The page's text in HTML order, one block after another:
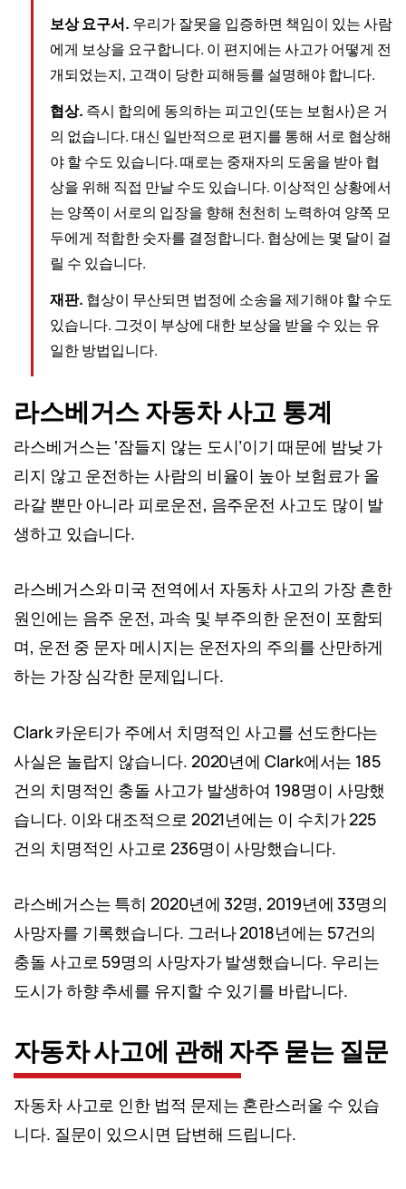
보상 요구서. 우리가 잘못을 입증하면 책임이 있는 사람
에게 보상을 요구합니다. 이 편지에는 사고가 어떻게 전
개되었는지, 고객이 당한 피해등를 설명해야 합니다.
협상. 즉시 합의에 동의하는 피고인(또는 보험사)은 거
의 없습니다. 대신 일반적으로 편지를 통해 서로 협상해
야 할 수도 있습니다. 때로는 중재자의 도움을 받아 협
상을 위해 직접 만날 수도 있습니다. 이상적인 상황에서
는 양쪽이 서로의 입장을 향해 천천히 노력하여 양쪽 모
두에게 적합한 숫자를 결정합니다. 협상에는 몇 달이 걸
릴 수 있습니다.
재판. 협상이 무산되면 법정에 소송을 제기해야 할 수도
있습니다. 그것이 부상에 대한 보상을 받을 수 있는 유
일한 방법입니다.
라스베거스 자동차 사고 통계
라스베거스는 ‘잠들지 않는 도시’이기 때문에 밤낮 가
리지 않고 운전하는 사람의 비율이 높아 보험료가 올
라갈 뿐만 아니라 피로운전, 음주운전 사고도 많이 발
생하고 있습니다.
라스베거스와 미국 전역에서 자동차 사고의 가장 흔한
원인에는 음주 운전, 과속 및 부주의한 운전이 포함되
며, 운전 중 문자 메시지는 운전자의 주의를 산만하게
하는 가장 심각한 문제입니다.
Clark 카운티가 주에서 치명적인 사고를 선도한다는
사실은 놀랍지 않습니다. 2020년에 Clark에서는 185
건의 치명적인 충돌 사고가 발생하여 198명이 사망했
습니다. 이와 대조적으로 2021년에는 이 수치가 225
건의 치명적인 사고로 236명이 사망했습니다.
라스베거스는 특히 2020년에 32명, 2019년에 33명의
사망자를 기록했습니다. 그러나 2018년에는 57건의
충돌 사고로 59명의 사망자가 발생했습니다. 우리는
도시가 하향 추세를 유지할 수 있기를 바랍니다.
자동차 사고에 관해 자주 묻는 질문
자동차 사고로 인한 법적 문제는 혼란스러울 수 있습
니다. 질문이 있으시면 답변해 드립니다.